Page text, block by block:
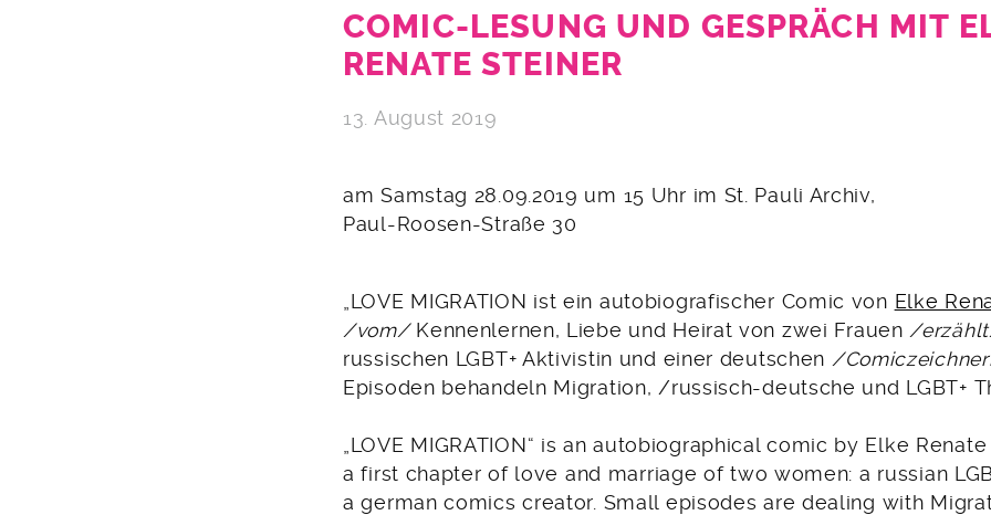
COMIC-LESUNG UND GESPRÄCH MIT
RENATE STEINER
13. August 2019
am Samstag 28.09.2019 um 15 Uhr im St. Pauli Archiv,
Paul-Roosen-Straße 30
„LOVE MIGRATION ist ein autobiografischer Comic von Elke
/vom/Kennenlernen, Liebe und Heirat von zwei Frauen /
russischen LGBT+ Aktivistin und einer deutschen /
Episoden behandeln Migration, /russisch-deutsche und LGBT+
„LOVE MIGRATION“ is an autobiographical comic by Elke
a first chapter of love and marriage of two women: a russian
a german comics creator. Small episodes are dealing with